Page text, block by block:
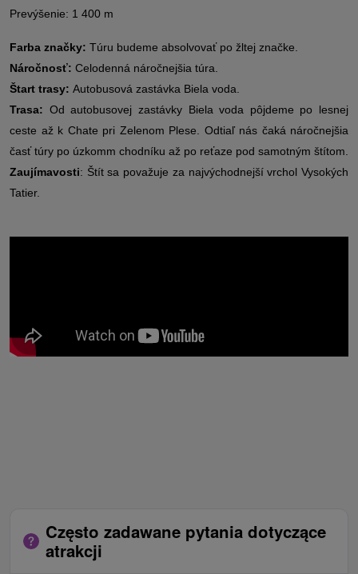
Prevýšenie: 1 400 m
Farba značky: Túru budeme absolvovať po žltej značke.
Náročnosť: Celodenná náročnejšia túra.
Štart trasy: Autobusová zastávka Biela voda.
Trasa: Od autobusovej zastávky Biela voda pôjdeme po lesnej
ceste až k Chate pri Zelenom Plese. Odtiaľ nás čaká náročnejšia
časť túry po úzkomm chodníku až po reťaze pod samotným štítom.
Zaujímavosti: Štít sa považuje za najvýchodnejší vrchol Vysokých
Tatier.
Często zadawane pytania dotyczące
atrakcji